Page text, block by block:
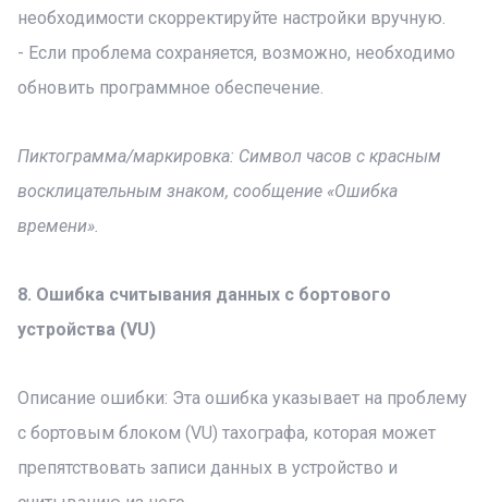
необходимости скорректируйте настройки вручную.
- Если проблема сохраняется, возможно, необходимо
обновить программное обеспечение.
Пиктограмма/маркировка: Символ часов с красным
восклицательным знаком, сообщение «Ошибка
времени».
8. Ошибка считывания данных с бортового
устройства (VU)
Описание ошибки: Эта ошибка указывает на проблему
с бортовым блоком (VU) тахографа, которая может
препятствовать записи данных в устройство и